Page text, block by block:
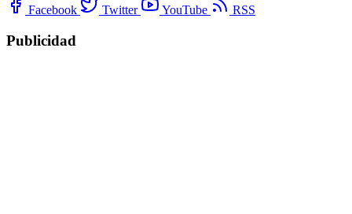
Facebook Twitter YouTube RSS
Publicidad